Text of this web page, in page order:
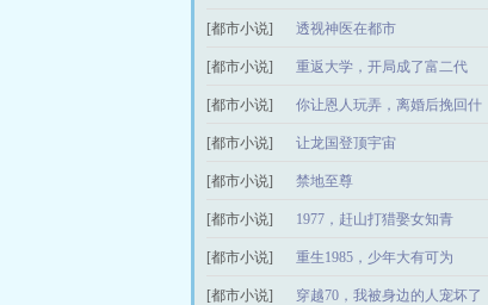
[都市小说] 透视神医在都市
[都市小说] 重返大学，开局成了富二代
[都市小说] 你让恩人玩弄，离婚后挽回什
么
[都市小说] 让龙国登顶宇宙
[都市小说] 禁地至尊
[都市小说] 1977，赶山打猎娶女知青
[都市小说] 重生1985，少年大有可为
[都市小说] 穿越70，我被身边的人宠坏了